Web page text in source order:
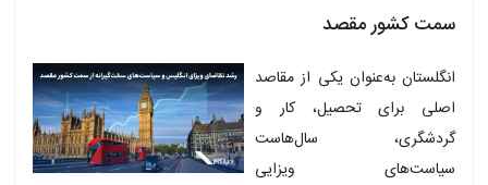
کشور مقصد
به‌عنوان یکی از مقاصد
برای تحصیل، کار و
سال‌هاست
ویزایی